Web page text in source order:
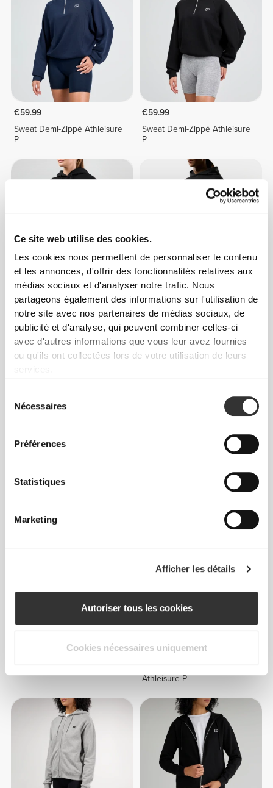
Ce site web utilise des cookies.
Les cookies nous permettent de personnaliser le contenu
et les annonces, d'offrir des fonctionnalités relatives aux
médias sociaux et d'analyser notre trafic. Nous
partageons également des informations sur l'utilisation de
notre site avec nos partenaires de médias sociaux, de
publicité et d'analyse, qui peuvent combiner celles-ci
avec d'autres informations que vous leur avez fournies
ou qu'ils ont collectées lors de votre utilisation de leurs
services.
Nécessaires
Préférences
Statistiques
Marketing
Afficher les détails
Autoriser tous les cookies
Cookies nécessaires uniquement
€59.99
Sweat Demi-Zippé Athleisure
P
€59.99
Sweat Demi-Zippé Athleisure
P
Sweat à Capuche Court
Athleisure P
Sweat à Capuche Court
IronMode
Sweat à capuche Athleisure
30%
Sweat à capuche Athleisure
€41.99
50%
€49.99
Athleisure P